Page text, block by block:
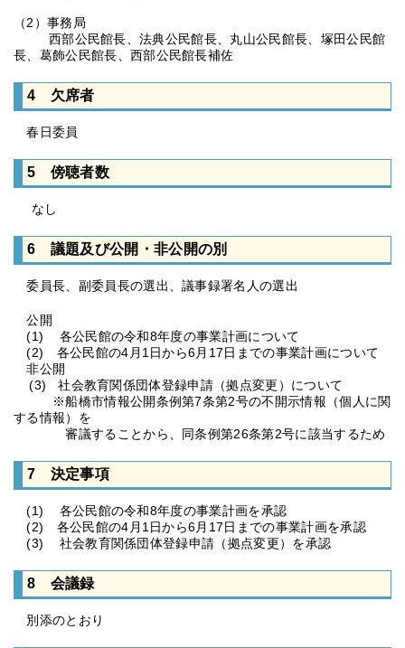
（2）事務局
西部公民館長、法典公民館長、丸山公民館長、塚田公民館
長、葛飾公民館長、西部公民館長補佐
4 欠席者
春日委員
5 傍聴者数
なし
6 議題及び公開・非公開の別
委員長、副委員長の選出、議事録署名人の選出
公開
(1) 各公民館の令和8年度の事業計画について
(2) 各公民館の4月1日から6月17日までの事業計画について
非公開
(3) 社会教育関係団体登録申請（拠点変更）について
※船橋市情報公開条例第7条第2号の不開示情報（個人に関
する情報）を
審議することから、同条例第26条第2号に該当するため
7 決定事項
(1) 各公民館の令和8年度の事業計画を承認
(2) 各公民館の4月1日から6月17日までの事業計画を承認
(3) 社会教育関係団体登録申請（拠点変更）を承認
8 会議録
別添のとおり